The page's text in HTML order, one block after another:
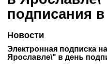
подписания в
Новости
Электронная подписка
Ярославле\" в день